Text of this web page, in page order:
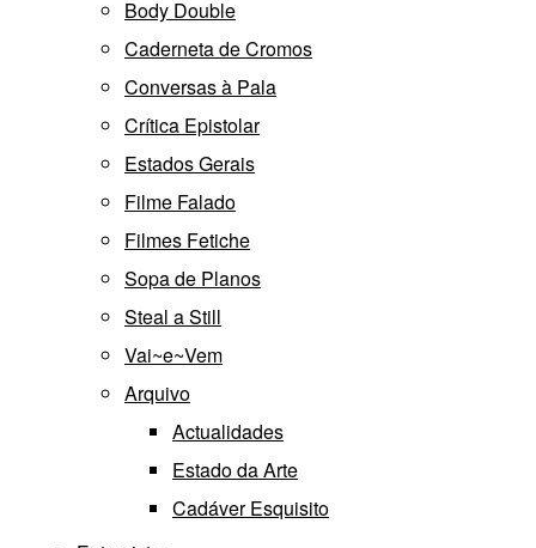
Body Double
Caderneta de Cromos
Conversas à Pala
Crítica Epistolar
Estados Gerais
Filme Falado
Filmes Fetiche
Sopa de Planos
Steal a Still
Vai~e~Vem
Arquivo
Actualidades
Estado da Arte
Cadáver Esquisito